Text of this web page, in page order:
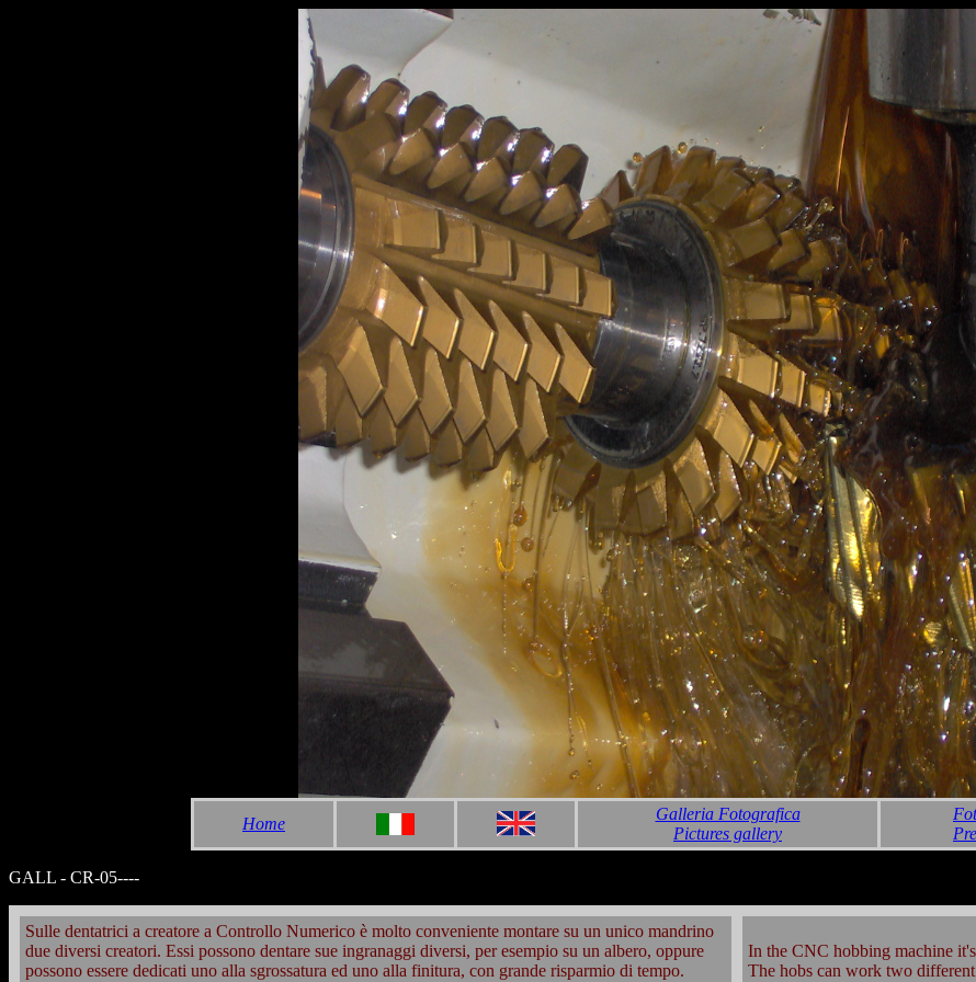
Home
Galleria Fotografica
Pictures gallery
GALL - CR-05----
Sulle dentatrici a creatore a Controllo Numerico è molto conveniente montare su un unico mandrino
due diversi creatori. Essi possono dentare sue ingranaggi diversi, per esempio su un albero, oppure
possono essere dedicati uno alla sgrossatura ed uno alla finitura, con grande risparmio di tempo.
In the CNC hobbing machine
The hobs can work two